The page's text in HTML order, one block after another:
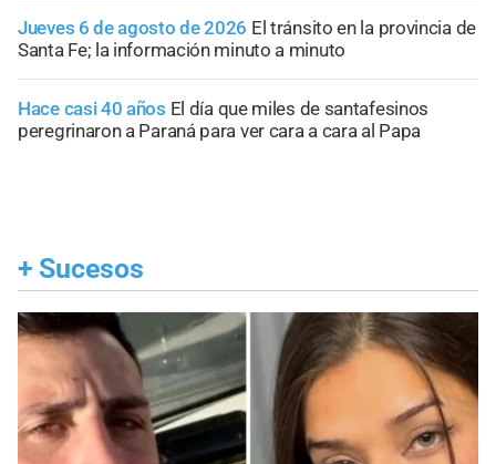
Jueves 6 de agosto de 2026 El tránsito en la provincia de
Santa Fe; la información minuto a minuto
Hace casi 40 años El día que miles de santafesinos
peregrinaron a Paraná para ver cara a cara al Papa
+ Sucesos